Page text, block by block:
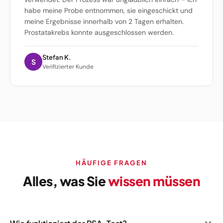
habe meine Probe entnommen, sie eingeschickt und
meine Ergebnisse innerhalb von 2 Tagen erhalten.
Prostatakrebs konnte ausgeschlossen werden.
S
Stefan K.
Verifizierter Kunde
HÄUFIGE FRAGEN
Alles, was Siewissen müssen